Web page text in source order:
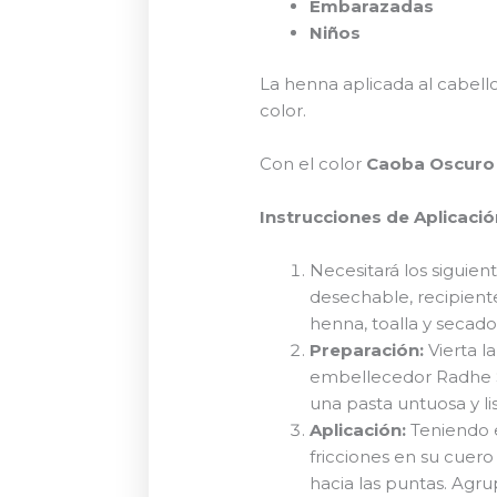
Embarazadas
Niños
La henna aplicada al
color.
Con el color Caoba Oscuro
Instrucciones de
Necesitará los
desechable,
henna, toalla y
Preparación: Vierta
embellecedor Radhe
una pasta untuosa y
Aplicación: Teniendo
fricciones en su
hacia las puntas.